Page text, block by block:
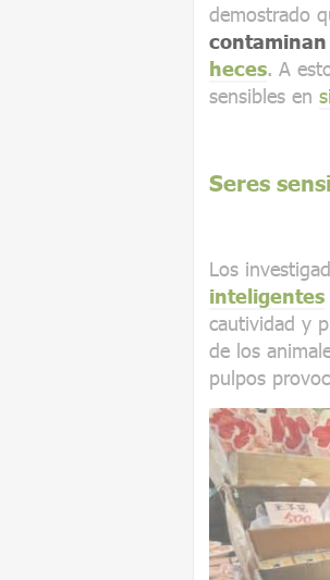
demostrado
contaminan
heces. A
sensibles en
Seres
Los
inteligentes
cautividad y
de los
pulpos